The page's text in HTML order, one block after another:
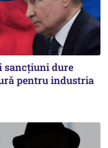
sancțiuni dure
pentru industria